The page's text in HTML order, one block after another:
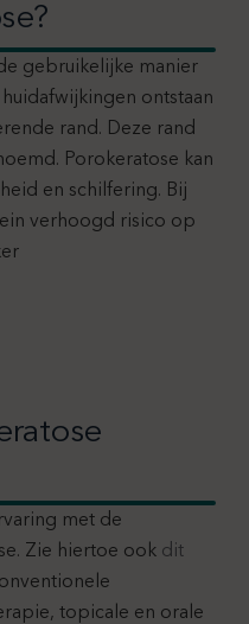
gebruikelijke manier
ontstaan
rand. Deze rand
Porokeratose kan
en schilfering. Bij
verhoogd risico op
met de
Zie hiertoe ook dit
topicale en orale